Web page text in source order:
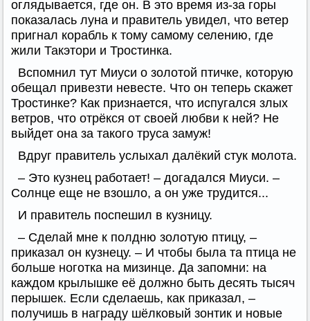
оглядывается, где он. В это время из-за горы
показалась луна и правитель увидел, что ветер
пригнал корабль к тому самому селению, где
жили Такэтори и Тростинка.
Вспомнил тут Миуси о золотой птичке, которую
обещал привезти невесте. Что он теперь скажет
Тростинке? Как признается, что испугался злых
ветров, что отрёкся от своей любви к ней? Не
выйдет она за такого труса замуж!
Вдруг правитель услыхал далёкий стук молота.
– Это кузнец работает! – догадался Миуси. –
Солнце еще не взошло, а он уже трудится...
И правитель поспешил в кузницу.
– Сделай мне к полдню золотую птицу, –
приказал он кузнецу. – И чтобы была та птица не
больше ноготка на мизинце. Да запомни: на
каждом крылышке её должно быть десять тысяч
перышек. Если сделаешь, как приказал, –
получишь в награду шёлковый зонтик и новые